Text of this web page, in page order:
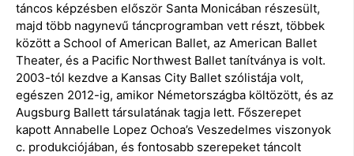
táncos képzésben először Santa Monicában részesült,
majd több nagynevű táncprogramban vett részt, többek
között a School of American Ballet, az American Ballet
Theater, és a Pacific Northwest Ballet tanítványa is volt.
2003-tól kezdve a Kansas City Ballet szólistája volt,
egészen 2012-ig, amikor Németországba költözött, és az
Augsburg Ballett társulatának tagja lett. Főszerepet
kapott Annabelle Lopez Ochoa’s Veszedelmes viszonyok
c. produkciójában, és fontosabb szerepeket táncolt